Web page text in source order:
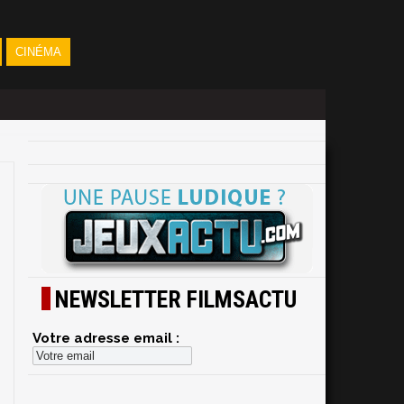
CINÉMA
NEWSLETTER FILMSACTU
Votre adresse email :